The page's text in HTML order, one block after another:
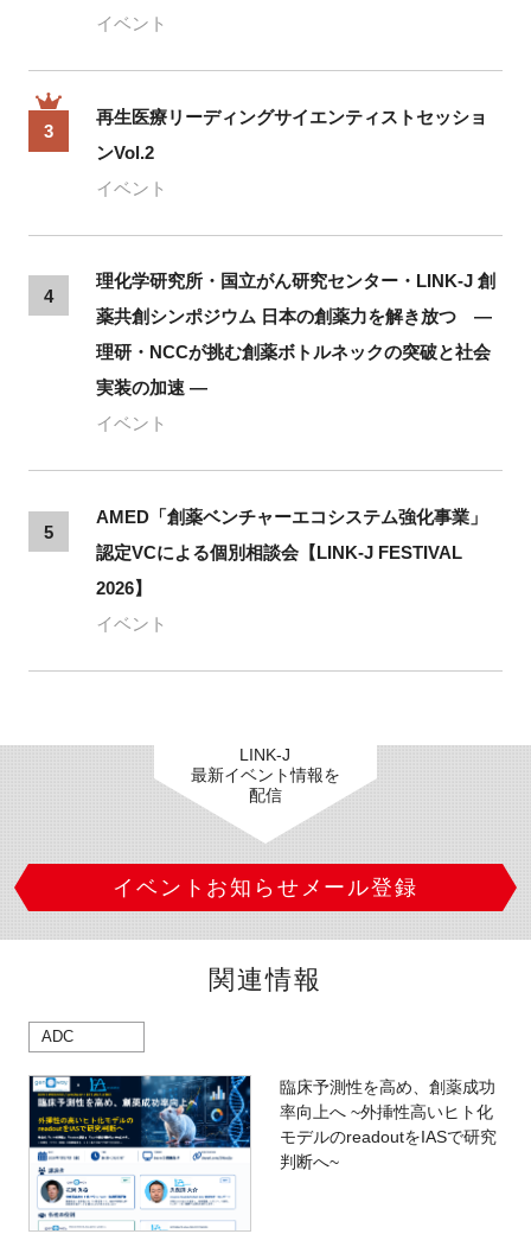
イベント
3
再生医療リーディングサイエンティストセッショ
ンVol.2
イベント
4
理化学研究所・国立がん研究センター・LINK-J 創
薬共創シンポジウム 日本の創薬力を解き放つ ―
理研・NCCが挑む創薬ボトルネックの突破と社会
実装の加速 ―
イベント
5
AMED「創薬ベンチャーエコシステム強化事業」
認定VCによる個別相談会【LINK-J FESTIVAL
2026】
イベント
LINK-J
最新イベント情報を
配信
イベントお知らせメール登録
関連情報
ADC
臨床予測性を高め、創薬成功
率向上へ ~外挿性高いヒト化
モデルのreadoutをIASで研究
判断へ~